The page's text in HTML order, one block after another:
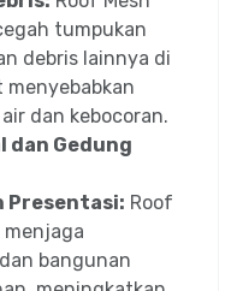
tumpukan
debris lainnya di
menyebabkan
dan kebocoran.
dan Gedung
Presentasi: Roof
menjaga
bangunan